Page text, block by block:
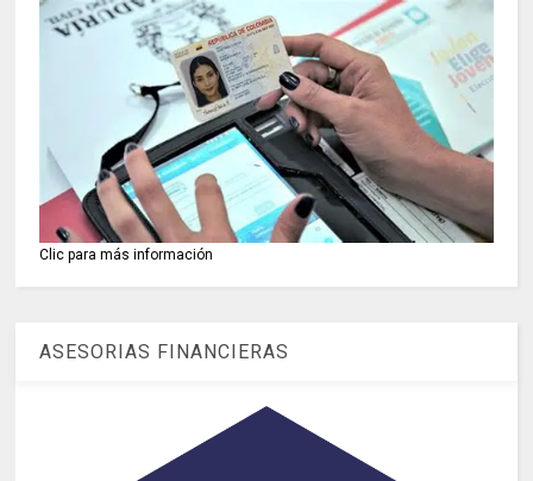
Clic para más información
ASESORIAS FINANCIERAS